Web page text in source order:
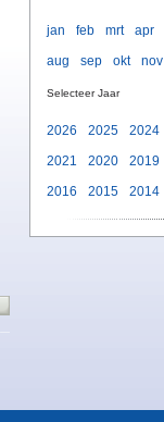
jan feb mrt apr
aug
sep okt nov
Selecteer Jaar
2026 2025 2024
2021
2020 2019
2016
2015 2014